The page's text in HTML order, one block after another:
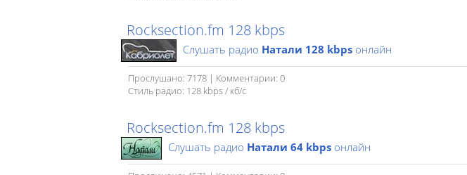
Rocksection.fm 128 kbps
Слушать радио Натали 128 kbps онлайн
Прослушано: 7178 | Комментарии: 0
Стиль радио: 128 kbps / кб/c
Rocksection.fm 128 kbps
Слушать радио Натали 64 kbps онлайн